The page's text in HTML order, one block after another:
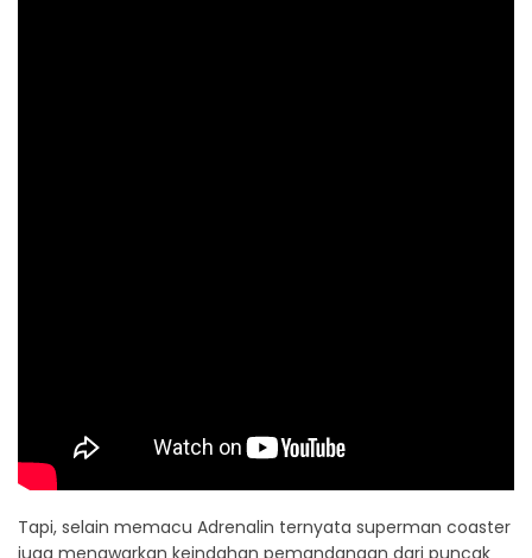
Tapi, selain memacu Adrenalin ternyata superman coaster
juga menawarkan keindahan pemandangan dari puncak